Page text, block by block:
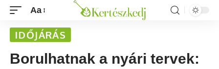
Aa
IDŐJÁRÁS
Borulhatnak a nyári tervek: